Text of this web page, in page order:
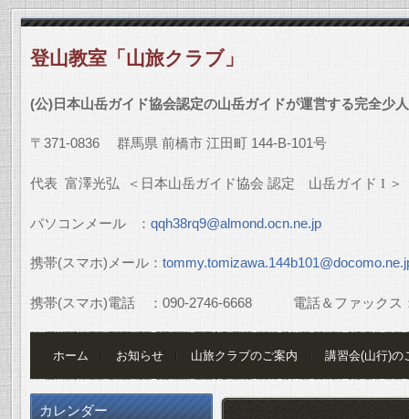
登山教室「山旅クラブ」
(公)日本山岳ガイド協会認定の山岳ガイドが運営する完全少
〒 371-0836 群馬県 前橋市 江田町 144-B-101号
代表 富澤光弘 ＜日本山岳ガイド協会 認定 山岳ガイド I ＞
パソコンメール ： qqh38rq9@almond.ocn.ne.jp
携帯(スマホ)メール：
携帯(スマホ)電話 ： 090-2746-6668電話＆ファックス
ホーム お知らせ 山旅クラブのご案内 講習会(山行)の
カレンダー